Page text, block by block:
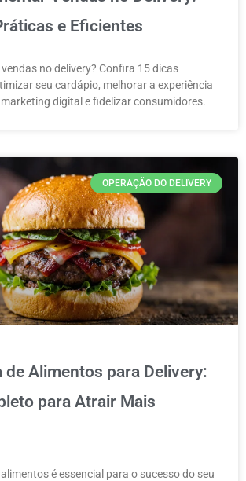
e Eficientes
no delivery? Confira 15 dicas
seu cardápio, melhorar a experiência
digital e fidelizar consumidores.
OPERAÇÃO DO DELIVERY
de Alimentos para Delivery:
para Atrair Mais
é essencial para o sucesso do seu